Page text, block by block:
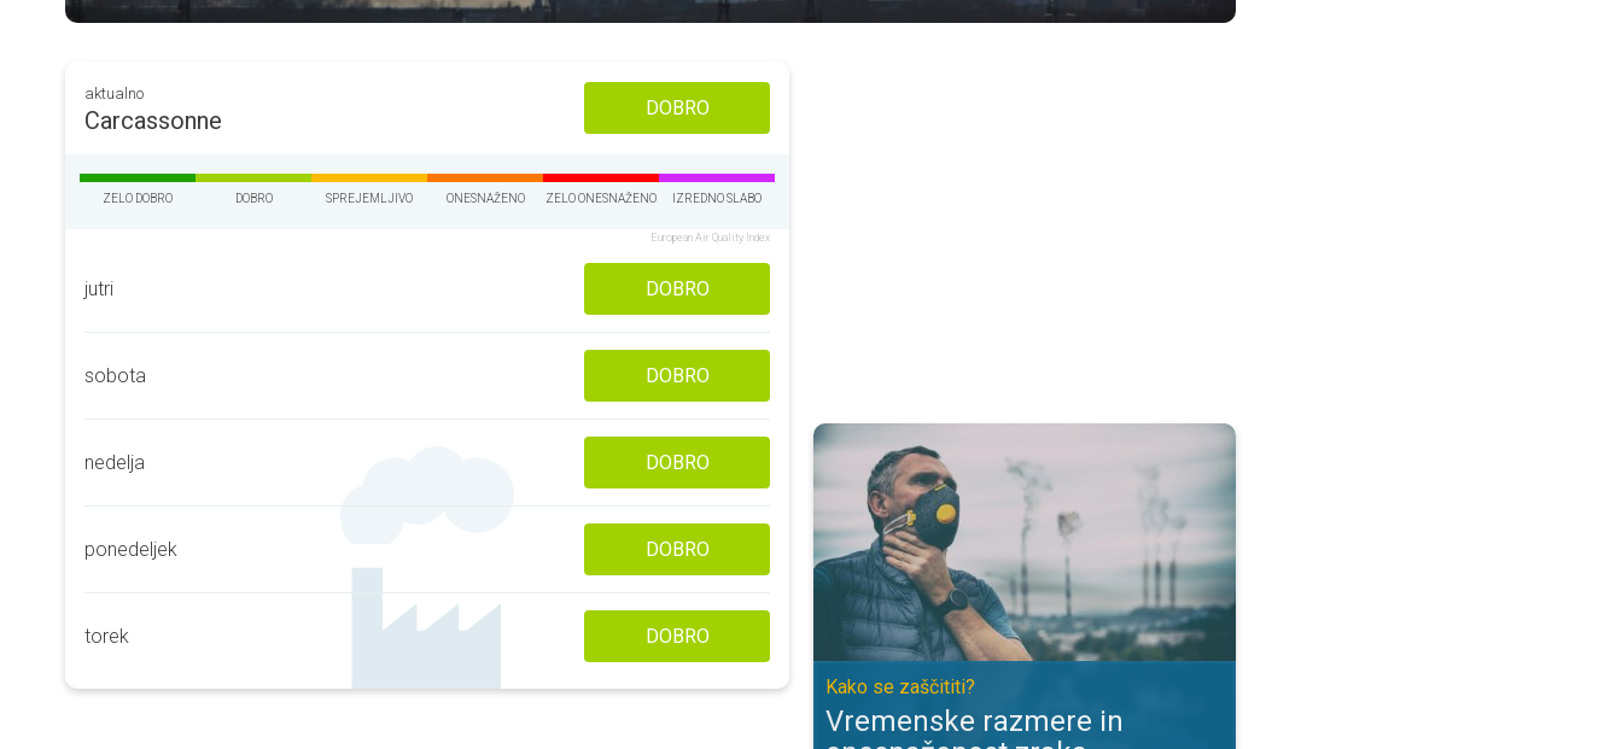
aktualno
Carcassonne DOBRO
ZELO DOBRO DOBRO SPREJEMLJIVO ONESNAŽENO ZELO ONESNAŽENO IZREDNO SLABO
European Air Quality Index
jutri DOBRO
sobota DOBRO
nedelja DOBRO
ponedeljek DOBRO
torek DOBRO
Vremenske razmere in onesnaženost zraka. Kako se zaščititi?. . .
Kako se zaščititi?
Vremenske razmere in